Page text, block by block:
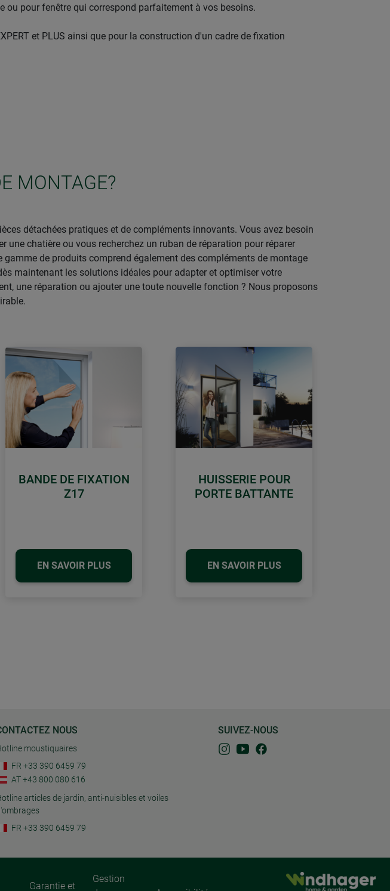
ou pour fenêtre qui correspond parfaitement à vos besoins.
et PLUS ainsi que pour la construction d'un cadre de fixation
MONTAGE?
détachées pratiques et de compléments innovants. Vous avez besoin
chatière ou vous recherchez un ruban de réparation pour réparer
de produits comprend également des compléments de montage
maintenant les solutions idéales pour adapter et optimiser votre
une réparation ou ajouter une toute nouvelle fonction ? Nous proposons
BANDE DE FIXATION
Z17
EN SAVOIR PLUS
HUISSERIE POUR
PORTE BATTANTE
EN SAVOIR PLUS
NOUS
moustiquaires
FR +33 390 6459 79
AT +43 800 080 616
articles de jardin, anti-nuisibles et voiles
FR +33 390 6459 79
SUIVEZ-NOUS
Garantie et
Gestion